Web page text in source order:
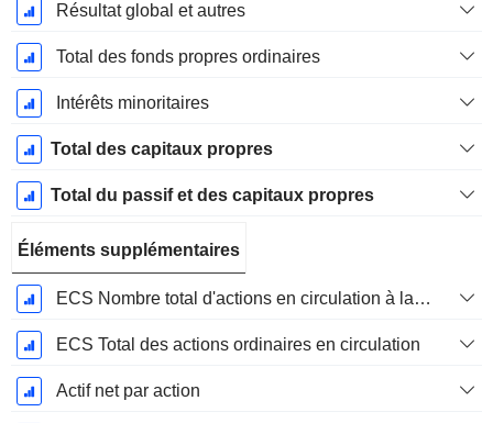
Résultat global et autres
Total des fonds propres ordinaires
Intérêts minoritaires
Total des capitaux propres
Total du passif et des capitaux propres
Éléments supplémentaires
ECS Nombre total d'actions en circulation à la date de dépôt
ECS Total des actions ordinaires en circulation
Actif net par action